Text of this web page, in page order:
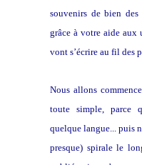
souvenirs de bien des
grâce à votre aide aux
vont s’écrire au fil des
Nous allons
toute simple, parce
quelque langue... puis
presque) spirale le